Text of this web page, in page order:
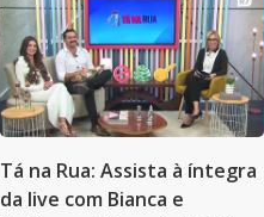
Tá na Rua: Assista à íntegra
da live com Bianca e